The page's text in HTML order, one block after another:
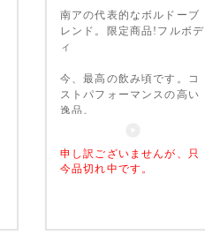
南アの代表的なボルドーブ
レンド。限定商品!フルボデ
ィ
今、最高の飲み頃です。コ
ストパフォーマンスの高い
逸品。
申し訳ございませんが、只
今品切れ中です。